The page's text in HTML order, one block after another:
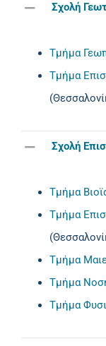
Σχολή
Τμήμα
Τμήμα
Σχολή
Τμήμα
Τμήμα
Τμήμα
Τμήμα
Τμήμα